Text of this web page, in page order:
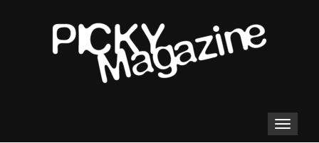
Toggle
navigation